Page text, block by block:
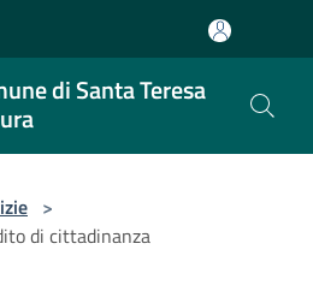
di Santa Teresa
>
di cittadinanza